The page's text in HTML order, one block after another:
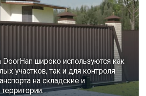
широко используются как
участков, так и для контроля
на складские и